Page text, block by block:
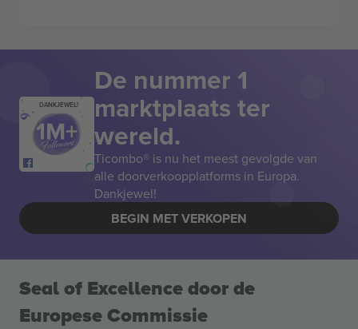
DANKJEWEL!
De nummer 1
marktplaats ter
wereld.
Ticombo® is nu het meest gevolgde van
alle doorverkoopplatforms in Europa.
Dankjewel!
BEGIN MET VERKOPEN
Seal of Excellence door de
Europese Commissie